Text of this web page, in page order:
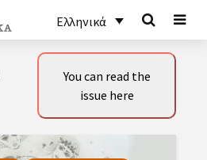
Ελληνικά
You can read the
issue here